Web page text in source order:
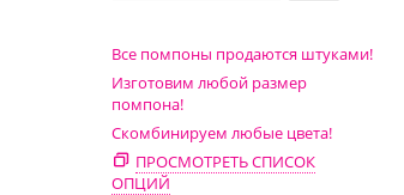
Все помпоны продаются штуками!
Изготовим любой размер
помпона!
Скомбинируем любые цвета!
ПРОСМОТРЕТЬ СПИСОК
ОПЦИЙ